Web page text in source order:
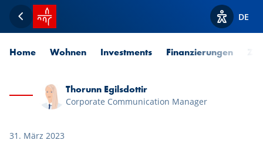
Zurück
Startseite SPUERKEESS
Optionen
DE
Home Wohnen Investments Finanzierungen
Thorunn Egilsdottir
Corporate Communication Manager
31. März 2023